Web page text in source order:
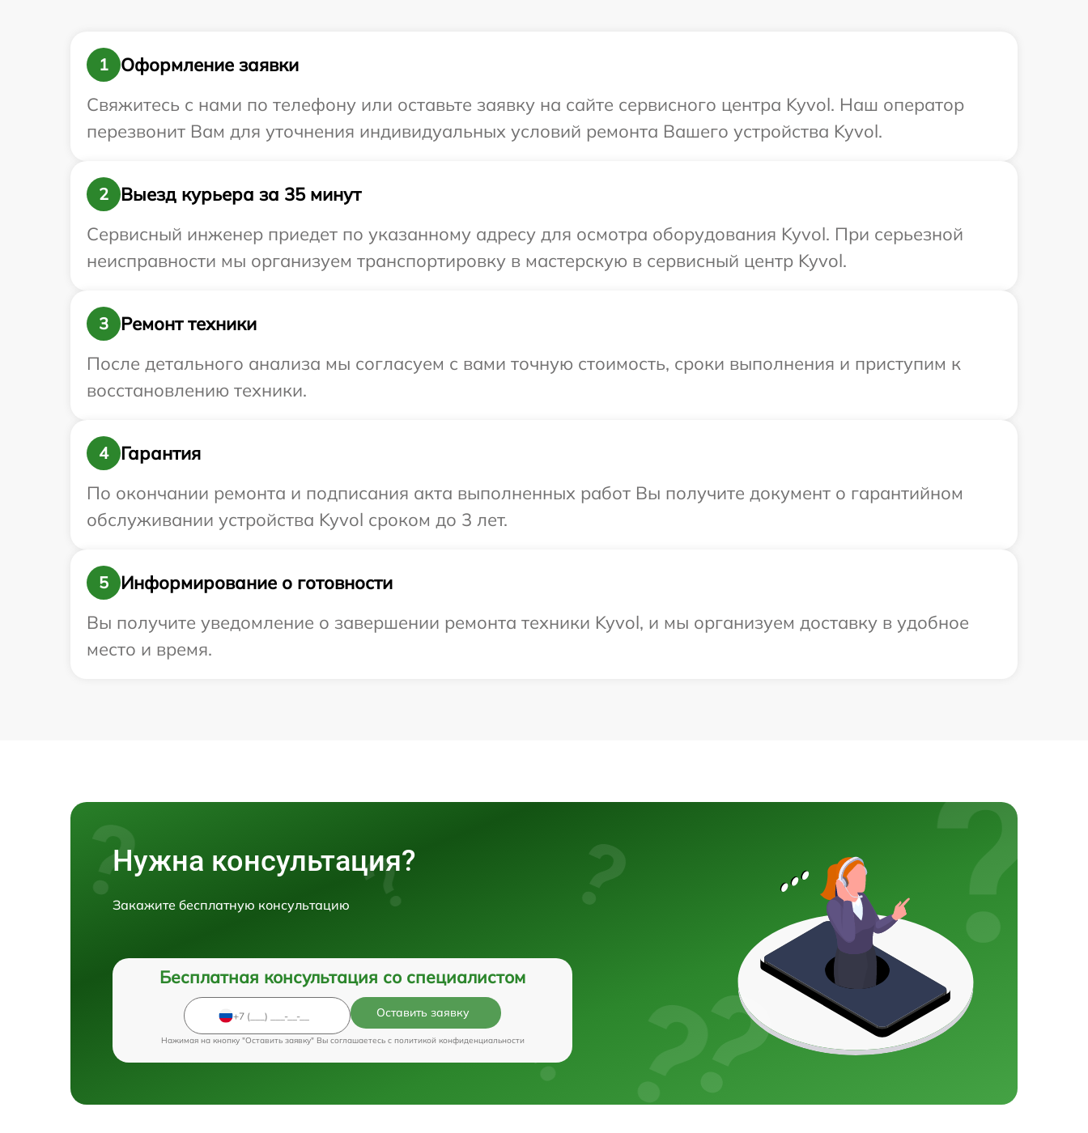
1
Оформление заявки
Свяжитесь с нами по телефону или оставьте заявку на сайте сервисного центра Kyvol. Наш оператор
перезвонит Вам для уточнения индивидуальных условий ремонта Вашего устройства Kyvol.
2
Выезд курьера за 35 минут
Сервисный инженер приедет по указанному адресу для осмотра оборудования Kyvol. При серьезной
неисправности мы организуем транспортировку в мастерскую в сервисный центр Kyvol.
3
Ремонт техники
После детального анализа мы согласуем с вами точную стоимость, сроки выполнения и приступим к
восстановлению техники.
4
Гарантия
По окончании ремонта и подписания акта выполненных работ Вы получите документ о гарантийном
обслуживании устройства Kyvol сроком до 3 лет.
5
Информирование о готовности
Вы получите уведомление о завершении ремонта техники Kyvol, и мы организуем доставку в удобное
место и время.
Нужна консультация?
Закажите бесплатную консультацию
Бесплатная консультация со специалистом
Оставить заявку
Нажимая на кнопку "Оставить заявку" Вы соглашаетесь c политикой конфиденциальности